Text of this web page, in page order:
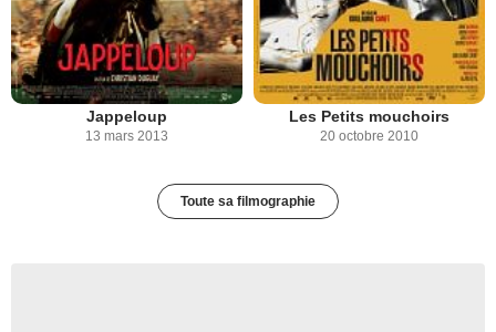
Jappeloup
13 mars 2013
Les Petits mouchoirs
20 octobre 2010
Toute sa filmographie